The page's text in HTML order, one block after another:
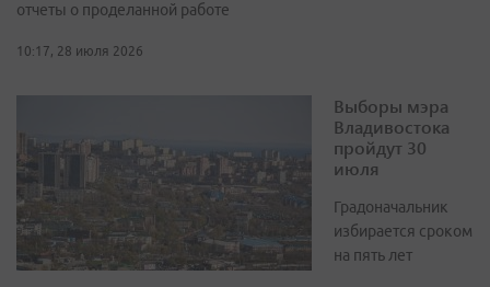
отчеты о проделанной работе
10:17, 28 июля 2026
Выборы мэра
Владивостока
пройдут 30
июля
Градоначальник
избирается сроком
на пять лет